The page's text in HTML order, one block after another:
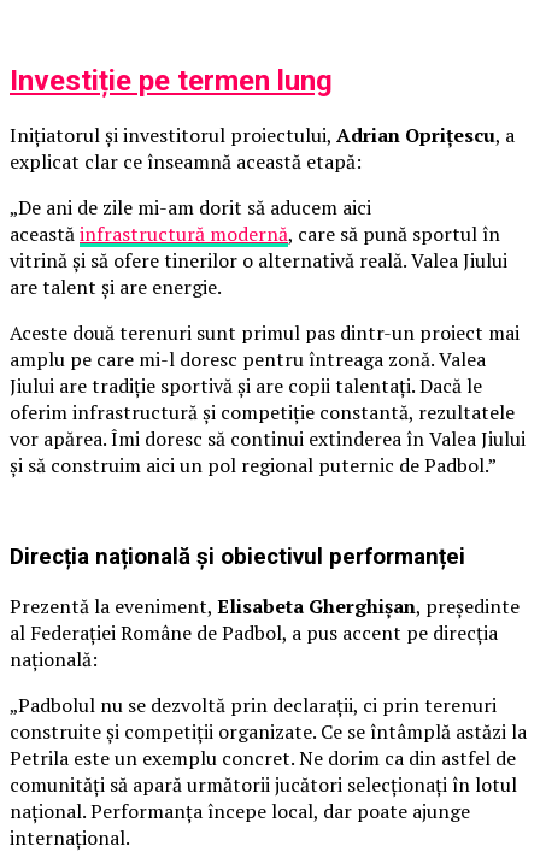
Investiție pe termen lung
Inițiatorul și investitorul proiectului, Adrian Oprițescu, a
explicat clar ce înseamnă această etapă:
„De ani de zile mi-am dorit să aducem aici
aceastăinfrastructură modernă, care să pună sportul în
vitrină și să ofere tinerilor o alternativă reală. Valea Jiului
are talent și are energie.
Aceste două terenuri sunt primul pas dintr-un proiect mai
amplu pe care mi-l doresc pentru întreaga zonă. Valea
Jiului are tradiție sportivă și are copii talentați. Dacă le
oferim infrastructură și competiție constantă, rezultatele
vor apărea. Îmi doresc să continui extinderea în Valea Jiului
și să construim aici un pol regional puternic de Padbol.”
Direcția națională și obiectivul performanței
Prezentă la eveniment, Elisabeta Gherghișan, președinte
al Federației Române de Padbol, a pus accent pe direcția
națională:
„Padbolul nu se dezvoltă prin declarații, ci prin terenuri
construite și competiții organizate. Ce se întâmplă astăzi la
Petrila este un exemplu concret. Ne dorim ca din astfel de
comunități să apară următorii jucători selecționați în lotul
național. Performanța începe local, dar poate ajunge
internațional.